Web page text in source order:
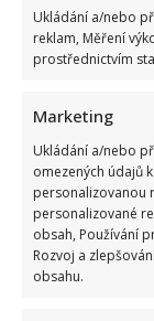
Ukládání a/nebo
reklam, Měření
prostřednictvím
Marketing
Ukládání a/nebo
omezených údajů
personalizovanou
personalizované
obsah, Používání
Rozvoj a
obsahu.
mladíci ubili
Stačila jedna
kritika: Lidé